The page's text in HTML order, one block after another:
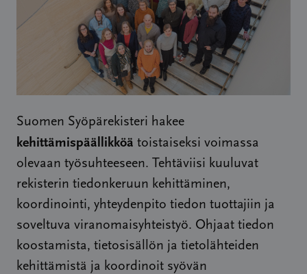
Suomen Syöpärekisteri hakee
kehittämispäällikköä toistaiseksi voimassa
olevaan työsuhteeseen. Tehtäviisi kuuluvat
rekisterin tiedonkeruun kehittäminen,
koordinointi, yhteydenpito tiedon tuottajiin ja
soveltuva viranomaisyhteistyö. Ohjaat tiedon
koostamista, tietosisällön ja tietolähteiden
kehittämistä ja koordinoit syövän